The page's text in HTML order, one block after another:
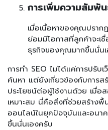
การเพิ่มความสัมพั
เมื่อเนื้อหาของคุณปรา
ย่อมมีโอกาสที่ลูกค้าจะเ
ธุรกิจของคุณมากขึ้นนั่น
การทำ SEO ไม่ได้แค่การปรับเ
ค้นหา แต่ยังเกี่ยวข้องกับการส
ประโยชน์ต่อผู้ใช้งานด้วย เมื่
เหมาะสม นี่คือสิ่งที่ช่วยสร้าง
ออนไลน์ในยุคปัจจุบันและอนา
ขึ้นนั่นเองครับ